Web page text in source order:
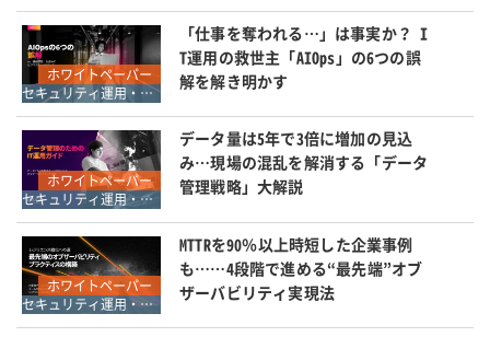
ホワイトペーパー
セキュリティ運用・SOC・SIEM・ログ管理
「仕事を奪われる…」は事実か？ I
T運用の救世主「AIOps」の6つの誤
解を解き明かす
ホワイトペーパー
セキュリティ運用・SOC・SIEM・ログ管理
データ量は5年で3倍に増加の見込
み…現場の混乱を解消する「データ
管理戦略」大解説
ホワイトペーパー
セキュリティ運用・SOC・SIEM・ログ管理
MTTRを90％以上時短した企業事例
も……4段階で進める“最先端”オブ
ザーバビリティ実現法